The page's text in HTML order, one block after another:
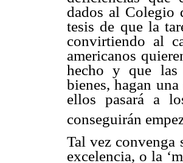
dados al Colegio
tesis de que la
convirtiendo al
americanos
hecho y que las
bienes, hagan
ellos pasará a
conseguirán
Tal vez convenga
excelencia, o la